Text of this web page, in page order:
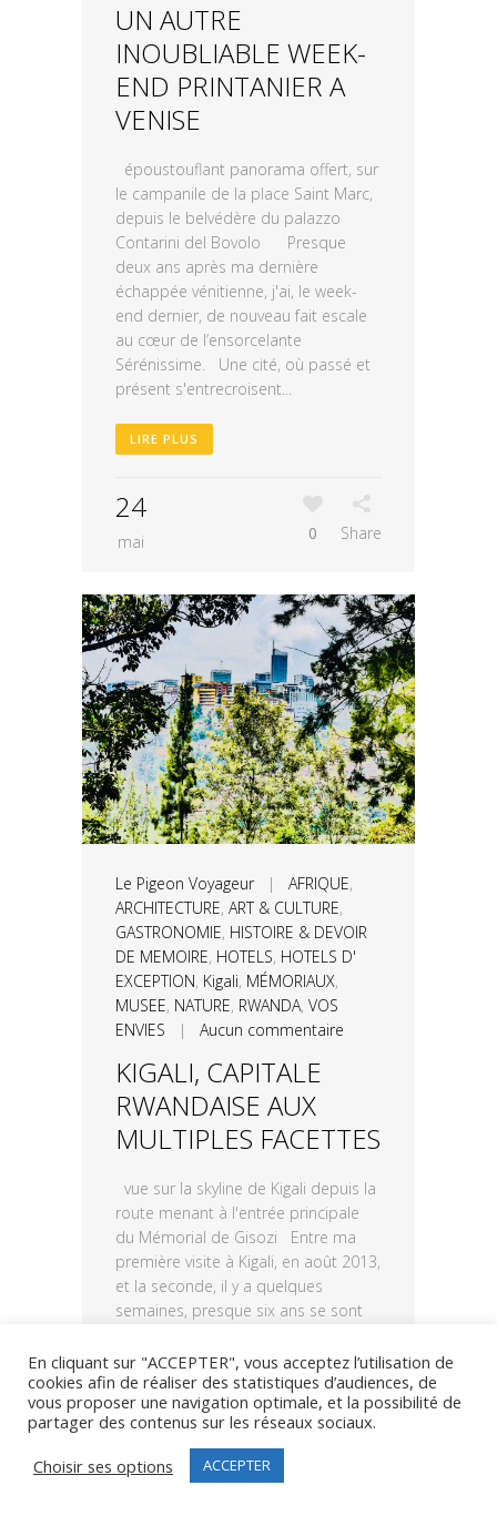
UN AUTRE
INOUBLIABLE WEEK-
END PRINTANIER A
VENISE
époustouflant panorama offert, sur
le campanile de la place Saint Marc,
depuis le belvédère du palazzo
Contarini del Bovolo Presque
deux ans après ma dernière
échappée vénitienne, j'ai, le week-
end dernier, de nouveau fait escale
au cœur de l’ensorcelante
Sérénissime. Une cité, où passé et
présent s'entrecroisent...
LIRE PLUS
24
mai 0 Share
Le Pigeon Voyageur| AFRIQUE,
ARCHITECTURE, ART & CULTURE,
GASTRONOMIE, HISTOIRE & DEVOIR
DE MEMOIRE, HOTELS, HOTELS D'
EXCEPTION, Kigali, MÉMORIAUX,
MUSEE, NATURE, RWANDA, VOS
ENVIES | Aucun commentaire
KIGALI, CAPITALE
RWANDAISE AUX
MULTIPLES FACETTES
vue sur la skyline de Kigali depuis la
route menant à l'entrée principale
du Mémorial de Gisozi Entre ma
première visite à Kigali, en août 2013,
et la seconde, il y a quelques
semaines, presque six ans se sont
rwandaise, en...
LIRE PLUS
17
En cliquant sur "ACCEPTER", vous acceptez l’utilisation de
cookies afin de réaliser des statistiques d’audiences, de
vous proposer une navigation optimale, et la possibilité de
partager des contenus sur les réseaux sociaux.
Choisir ses options
ACCEPTER